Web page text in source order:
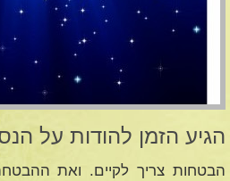
הגיע הזמן להודות על
הבטחות צריך לקיים. ואת